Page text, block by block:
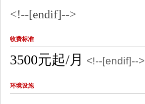
<!--[endif]-->
收费标准
3500元起/月 <!--[endif]-->
环境设施